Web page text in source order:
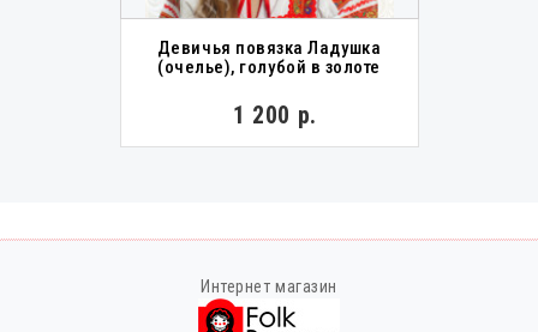
Девичья повязка Ладушка
(очелье), голубой в золоте
1 200 р.
Интернет магазин